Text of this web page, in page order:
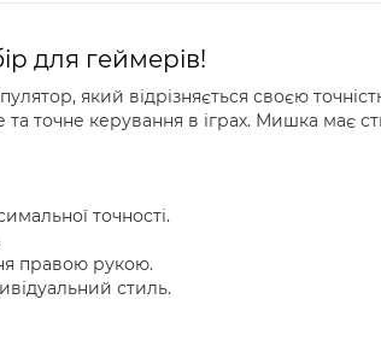
для геймерів!
який відрізняється своєю
точне керування в іграх. Мишка має
точності.
правою рукою.
стиль.